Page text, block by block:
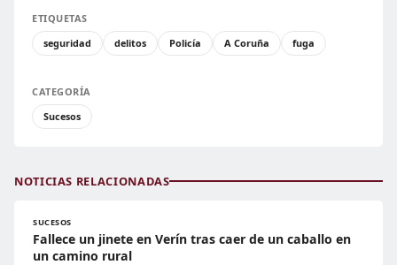
ETIQUETAS
seguridad
delitos Policía A Coruña fuga
CATEGORÍA
Sucesos
NOTICIAS RELACIONADAS
SUCESOS
Fallece un jinete en Verín tras caer de un caballo en
un camino rural